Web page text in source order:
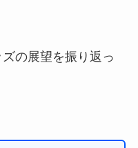
の展望を振り返っ